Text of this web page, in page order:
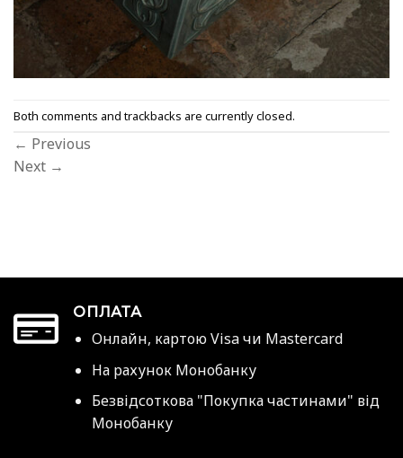
Both comments and trackbacks are currently closed.
← Previous
Next →
ОПЛАТА
Онлайн, картою Visa чи Mastercard
На рахунок Монобанку
Безвідсоткова "Покупка частинами" від
Монобанку